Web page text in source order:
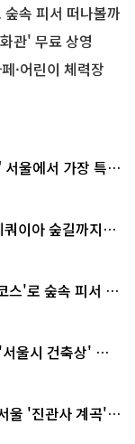
속 피서 떠나볼까
관' 무료 상영
·어린이 체력장
울에서 가장 특별
쿼이아 숲길까지…
스'로 숲속 피서 떠
울시 건축상' 수
울 '진관사 계곡'이